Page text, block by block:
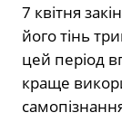
7 квітня
його тінь
цей період
краще